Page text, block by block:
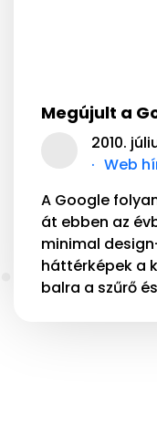
Megújult a
2010.
Web
A Google
át ebben az
minimal
háttérképek a
balra a szűrő